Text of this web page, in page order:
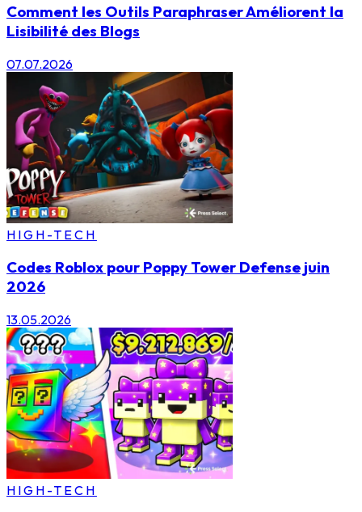
Comment les Outils Paraphraser Améliorent la
Lisibilité des Blogs
07.07.2026
HIGH-TECH
Codes Roblox pour Poppy Tower Defense juin
2026
13.05.2026
HIGH-TECH